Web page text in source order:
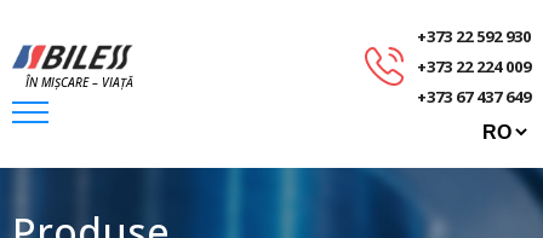
ÎN MIȘCARE – VIAȚĂ
+373 22 592 930
+373 22 224 009
+373 67 437 649